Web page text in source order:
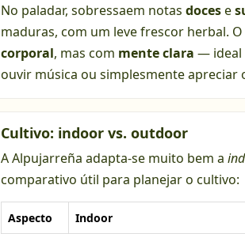
No paladar, sobressaem notas docese
maduras, com um leve frescor herbal.
corporal, mas com mente clara — ideal
ouvir música ou simplesmente apreciar
Cultivo: indoor vs. outdoor
A Alpujarreña adapta-se muito bem a
comparativo útil para planejar o cultivo:
Aspecto Indoor